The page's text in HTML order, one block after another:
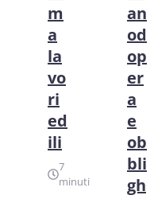
m
a
la
vo
ri
ed
ili
7
minuti
an
od
op
er
a
e
ob
bli
gh